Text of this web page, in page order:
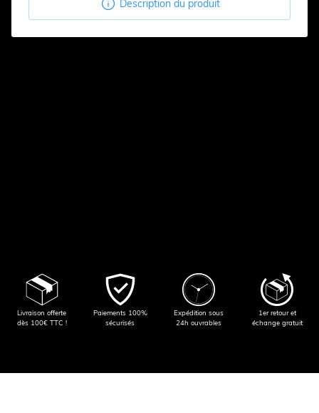
Description du produit
Livraison offerte
dès 100€ TTC !
Paiements 100%
sécurisés
Expédition sous
24h ouvrables
1er retour et
échange gratuit